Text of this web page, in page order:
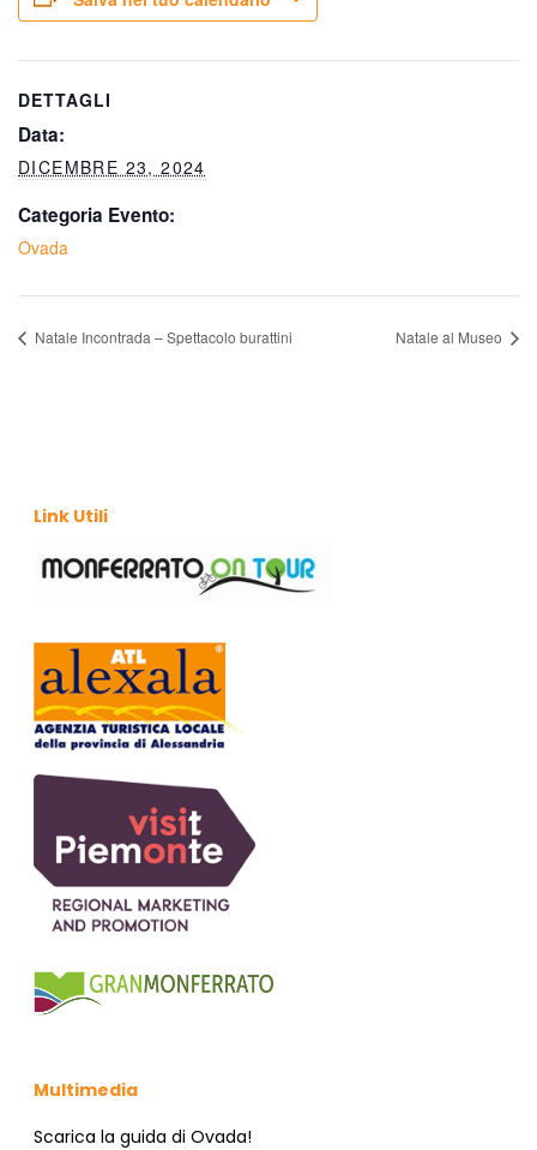
DETTAGLI
Data:
DICEMBRE 23, 2024
Categoria Evento:
Ovada
Natale Incontrada – Spettacolo burattini Natale al Museo
Link Utili
Multimedia
Scarica la guida di Ovada!